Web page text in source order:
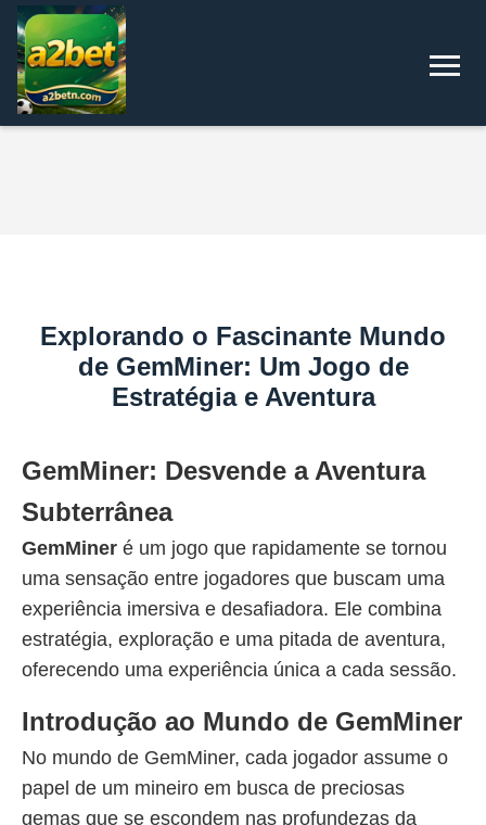
Explorando o Fascinante Mundo
de GemMiner: Um Jogo de
Estratégia e Aventura
GemMiner: Desvende a Aventura
Subterrânea
GemMiner é um jogo que rapidamente se tornou
uma sensação entre jogadores que buscam uma
experiência imersiva e desafiadora. Ele combina
estratégia, exploração e uma pitada de aventura,
oferecendo uma experiência única a cada sessão.
Introdução ao Mundo de GemMiner
No mundo de GemMiner, cada jogador assume o
papel de um mineiro em busca de preciosas
gemas que se escondem nas profundezas da